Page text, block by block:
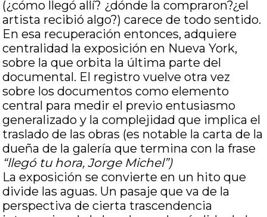
(¿cómo llegó allí? ¿dónde la compraron?¿el
artista recibió algo?) carece de todo sentido.
En esa recuperación entonces, adquiere
centralidad la exposición en Nueva York,
sobre la que orbita la última parte del
documental. El registro vuelve otra vez
sobre los documentos como elemento
central para medir el previo entusiasmo
generalizado y la complejidad que implica el
traslado de las obras (es notable la carta de la
dueña de la galería que termina con la frase
“llegó tu hora, Jorge Michel”)
La exposición se convierte en un hito que
divide las aguas. Un pasaje que va de la
perspectiva de cierta trascendencia